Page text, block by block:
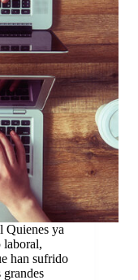
Quienes ya
laboral,
han sufrido
grandes